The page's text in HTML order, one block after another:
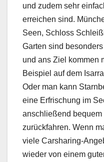
und zudem sehr
erreichen sind.
Seen, Schloss
Garten sind
und ans Ziel kommen
Beispiel auf dem
Oder man kann
eine Erfrischung im
anschließend
zurückfahren. Wenn
viele Carsharing-
wieder von einem